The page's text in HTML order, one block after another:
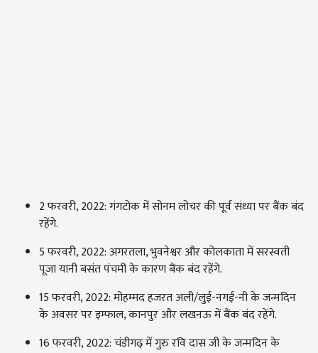
2 फरवरी, 2022: गंगटोक में सोनम लोचर की पूर्व संध्या पर बैंक बंद
रहेंगे.
5 फरवरी, 2022: अगरतला, भुवनेश्वर और कोलकाता में सरस्वती
पूजा यानी बसंत पंचमी के कारण बैंक बंद रहेंगे.
15 फरवरी, 2022: मोहम्मद हजरत अली/लुई-नगई-नी के जन्मदिन
के अवसर पर इम्फाल, कानपुर और लखनऊ में बैंक बंद रहेंगे.
16 फरवरी, 2022: चंडीगढ़ में गुरु रवि दास जी के जन्मदिन के